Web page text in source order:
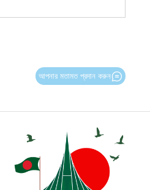
আপনার মতামত প্রদান করুন